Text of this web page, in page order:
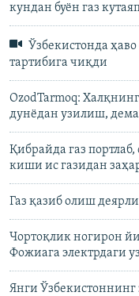
кундан буён газ
Ўзбекистонда ҳаво
тартибига чиқди
OzodTarmoq:
дунёдан узилиш,
Қибрайда газ
киши ис газидан
Газ қазиб олиш
Чортоқлик ногирон
Фожиага электрдаги
Янги Ўзбекистоннинг